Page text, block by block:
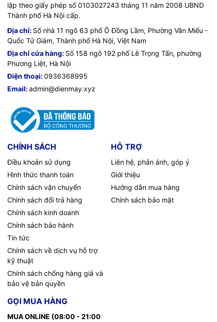
lập theo giấy phép số 0103027243 tháng 11 năm 2008 UBND
Thành phố Hà Nội cấp.
Địa chỉ: Số nhà 11 ngõ 63 phố Ô Đồng Lầm, Phường Văn Miếu -
Quốc Tử Giám, Thành phố Hà Nội, Việt Nam
Địa chỉ cửa hàng: Số 158 ngõ 192 phố Lê Trọng Tấn, phường
Phương Liệt, Hà Nội
Điện thoại:0936368995
Email:admin@dienmay.xyz
CHÍNH SÁCH
Điều khoản sử dụng
Hình thức thanh toán
Chính sách vận chuyển
Chính sách đổi trả hàng
Chính sách kinh doanh
Chính sách bảo hành
Tin tức
Chính sách về dịch vụ hỗ trợ
kỹ thuật
Chính sách chống hàng giả và
bảo vệ bản quyền
HỖ TRỢ
Liên hệ, phản ánh, góp ý
Giới thiệu
Hướng dẫn mua hàng
Chính sách bảo mật
GỌI MUA HÀNG
MUA ONLINE (08:00 - 21:00